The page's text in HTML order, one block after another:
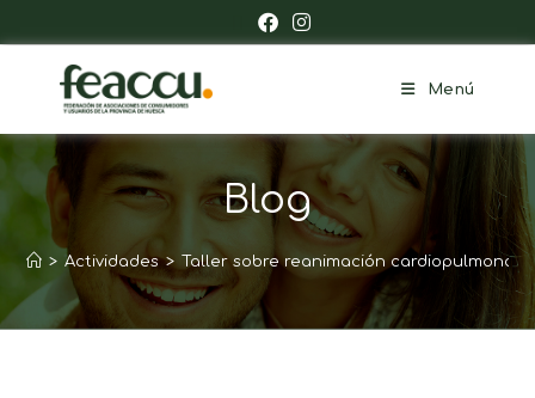
Menú
Blog
> Actividades > Taller sobre reanimación cardiopulmonar